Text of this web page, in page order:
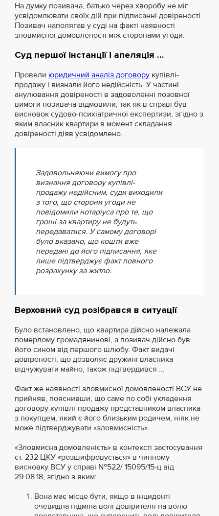
На думку позивача, батько через хворобу не міг
усвідомлювати своїх дій при підписанні довіреності.
Позивач наполягав у суді на факті наявності
зловмисної домовленості між сторонами угоди.
Суд першої інстанції і апеляція …
Провели юридичний аналіз договору купівлі-
продажу і визнали його недійсність. У частині
анулювання довіреності в задоволенні позовної
вимоги позивача відмовили, так як в справі був
висновок судово-психіатричної експертизи, згідно з
яким власник квартири в момент складання
довіреності діяв усвідомлено.
Задовольняючи вимогу про
визнання договору купівлі-
продажу недійсним, суди виходили
з того, що сторони угоди не
повідомили нотаріуса про те, що
гроші за квартиру не будуть
передаватися. У самому договорі
було вказано, що кошти вже
передані до його підписання, яке
лише підтверджує факт повного
розрахунку за житло.
Верховний суд розібрався в ситуації
Було встановлено, що квартира дійсно належала
померлому громадянинові, а позивач дійсно був
його сином від першого шлюбу. Факт видачі
довіреності, що дозволяє дружині власника
відчужувати майно, також підтвердився …
Факт же наявності зловмисної домовленості ВСУ не
прийняв, пояснивши, що саме по собі укладення
договору купівлі-продажу представником власника
з покупцем, який є його близьким родичем, ніяк не
може підтверджувати «зловмисність».
«Зловмисна домовленість» в контексті застосування
ст. 232 ЦКУ «розшифровується» в чинному
висновку ВСУ у справі №522/ 15095/15-ц від
29.08.18, згідно з яким:
Вона має місце бути, якщо в інциденті
очевидна підміна волі довірителя на волю